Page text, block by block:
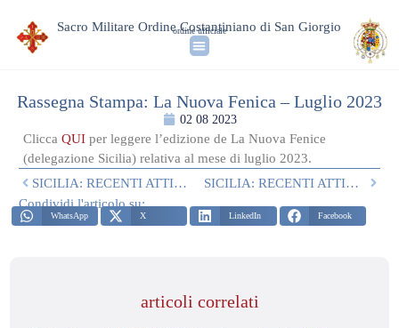
Sacro Militare Ordine Costantiniano di San Giorgio
ordine ufficiale
Rassegna Stampa: La Nuova Fenica – Luglio 2023
02 08 2023
CliccaQUIper leggere l’edizione de La Nuova Fenice
(delegazione Sicilia) relativa al mese di luglio 2023.
SICILIA: RECENTI ATTIVITA’ DELEGATIZIE
SICILIA: RECENTI ATTIVITA’ ESTIVE
Condividi l'articolo su:
WhatsApp X LinkedIn Facebook
articoli correlati